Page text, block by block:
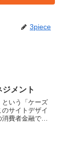
3piece
ジメント
いう「ケーズ
サイトデザイ
費者金融では